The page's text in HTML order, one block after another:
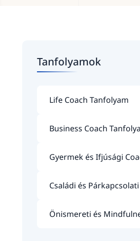
Tanfolyamok
Life Coach Tanfolyam
Business Coach
Gyermek és Ifjúsági
Családi és
Önismereti és